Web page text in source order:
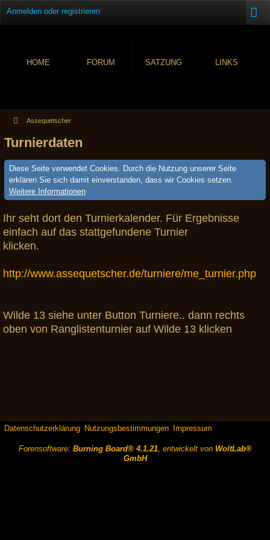
Anmelden oder registrieren
HOME FORUM SATZUNG LINKS
Assequetscher
Turnierdaten
Diese Seite verwendet Cookies. Durch die Nutzung unserer Seite
erklären Sie sich damit einverstanden, dass wir Cookies setzen.
Weitere Informationen
Ihr seht dort den Turnierkalender. Für Ergebnisse
einfach auf das stattgefundene Turnier
klicken.
http://www.assequetscher.de/turniere/me_turnier.php
Wilde 13 siehe unter Button Turniere.. dann rechts
oben von Ranglistenturnier auf Wilde 13 klicken
Datenschutzerklärung Nutzungsbestimmungen Impressum
Forensoftware: Burning Board® 4.1.21, entwickelt von WoltLab®
GmbH